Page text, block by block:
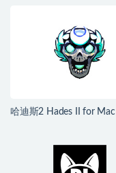
哈迪斯2 Hades II for Mac